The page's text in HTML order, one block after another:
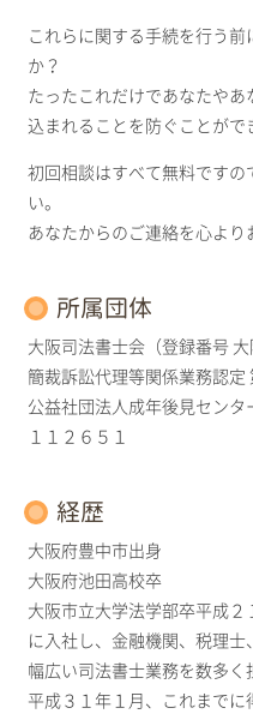
これらに関する手続を行う
か？
たったこれだけであなたや
込まれることを防ぐことがで
初回相談はすべて無料です
い。
あなたからのご連絡を心より
所属団体
大阪司法書士会（登録番号 大
簡裁訴訟代理等関係業務認定
公益社団法人成年後見セン
１１２６５１
経歴
大阪府豊中市出身
大阪府池田高校卒
大阪市立大学法学部卒平成
に入社し、金融機関、税理
幅広い司法書士業務を数多く
平成３１年１月、これまで